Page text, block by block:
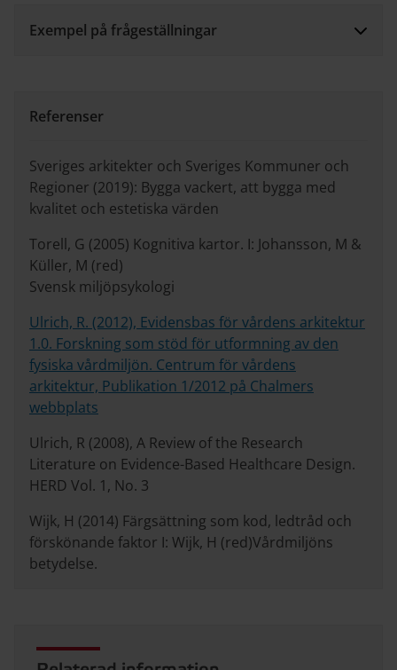
Exempel på frågeställningar
Referenser
Sveriges arkitekter och Sveriges Kommuner och
Regioner (2019): Bygga vackert, att bygga med
kvalitet och estetiska värden
Torell, G (2005) Kognitiva kartor. I: Johansson, M &
Küller, M (red)
Svensk miljöpsykologi
Ulrich, R. (2012), Evidensbas för vårdens arkitektur
1.0. Forskning som stöd för utformning av den
fysiska vårdmiljön. Centrum för vårdens
arkitektur, Publikation 1/2012 på Chalmers
webbplats
Ulrich, R (2008), A Review of the Research
Literature on Evidence-Based Healthcare Design.
HERD Vol. 1, No. 3
Wijk, H (2014) Färgsättning som kod, ledtråd och
förskönande faktor I: Wijk, H (red)Vårdmiljöns
betydelse.